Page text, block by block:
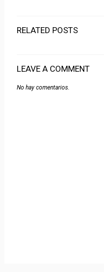
RELATED POSTS
LEAVE A COMMENT
No hay comentarios.